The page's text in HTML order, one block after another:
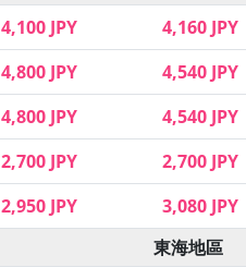
4,100 JPY 4,160 JPY
4,800 JPY 4,540 JPY
4,800 JPY 4,540 JPY
2,700 JPY 2,700 JPY
2,950 JPY 3,080 JPY
東海地區